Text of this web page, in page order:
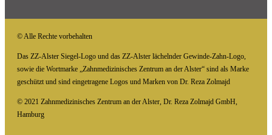
© Alle Rechte vorbehalten
Das ZZ-Alster Siegel-Logo und das ZZ-Alster lächelnder Gewinde-Zahn-Logo,
sowie die Wortmarke „Zahnmedizinisches Zentrum an der Alster“ sind als Marke
geschützt und sind eingetragene Logos und Marken von Dr. Reza Zolmajd
© 2021 Zahnmedizinisches Zentrum an der Alster, Dr. Reza Zolmajd GmbH,
Hamburg